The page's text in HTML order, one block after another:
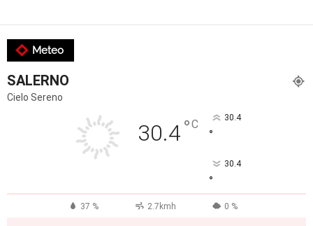
Meteo
SALERNO
Cielo Sereno
30.4°C 30.4
°
30.4
°
37 % 2.7kmh 0 %